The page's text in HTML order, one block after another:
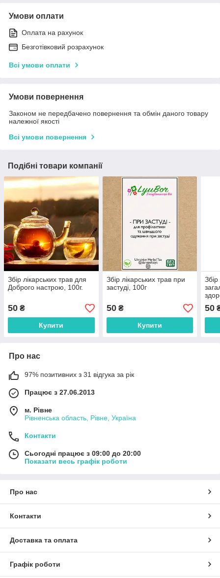
Умови оплати
Оплата на рахунок
Безготівковий розрахунок
Всі умови оплати
Умови повернення
Законом не передбачено повернення та обмін даного товару
належної якості
Всі умови повернення
Подібні товари компанії
Збір лікарських трав для
Доброго настрою, 100г.
50 ₴
Купити
Збір лікарських трав при
застуді, 100г
50₴
Купити
50
Про нас
97% позитивних з 31 відгука за рік
Працює з 27.06.2013
м. Рівне
Рівненська область, Рівне, Україна
Контакти
Сьогодні працює з 09:00 до 20:00
Показати весь графік роботи
Про нас
Контакти
Доставка та оплата
Графік роботи